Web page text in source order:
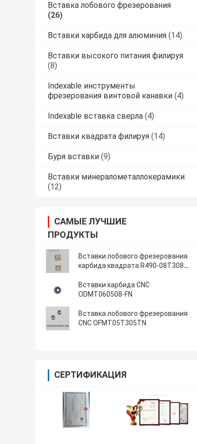
Вставка лобового фрезерования
(26)
Вставки карбида для алюминия (14)
Вставки высокого питания филируя
(8)
Indexable инструменты
фрезерования винтовой канавки (4)
Indexable вставка сверла (4)
Вставки квадрата филируя (14)
Буря вставки (9)
Вставки минералометаллокерамики
(12)
САМЫЕ ЛУЧШИЕ
ПРОДУКТЫ
Вставки лобового фрезерования
карбида квадрата R490-08T308-
Вставки карбида CNC
ODMT060508-FN
Вставка лобового фрезерования
CNC OFMT05T305TN
СЕРТИФИКАЦИЯ